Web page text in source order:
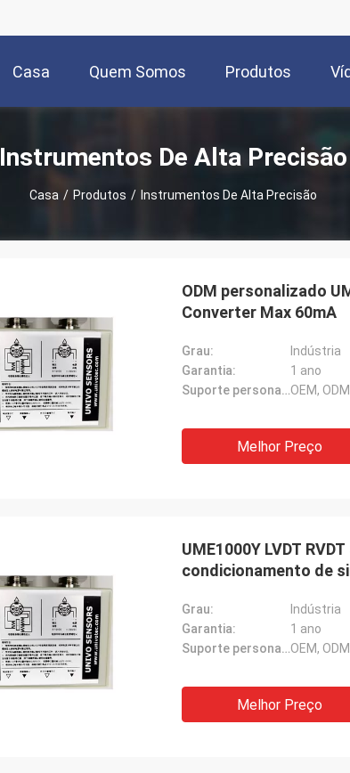
Casa Quem Somos Produtos
Instrumentos De Alta Precisão
Casa / Produtos / Instrumentos De Alta Precisão
ODM personalizado
Converter Max 60mA
Grau:
Indústria
Garantia:
1 ano
Suporte personalizado:OEM, ODM
Melhor Preço
UME1000Y LVDT
condicionamento de
Grau:
Indústria
Garantia:
1 ano
Suporte personalizado:OEM, ODM
Melhor Preço